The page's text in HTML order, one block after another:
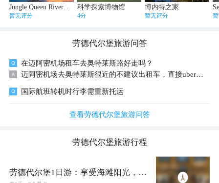
暂无评分
科学探索博物馆
4分
博内特之家
暂无评分
劳德代尔堡旅游问答
在迈阿密机场租车去奥特莱斯路好走吗？
迈阿密机场去奥特莱斯很近的不建议出租车，直接uber或者left大约10几块美金就可以了。
国际航班转机时行李需重新托运
查看劳德代尔堡旅游问答
劳德代尔堡旅游行程
劳德代尔堡1日游：享受海滩阳光，探